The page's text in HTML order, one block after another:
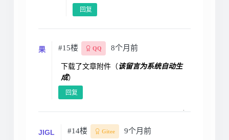
回复
果 #15楼 QQ 8个月前
下载了文章附件（该留言为系统自动生
成）
回复
JIGL #14楼 Gitee 9个月前